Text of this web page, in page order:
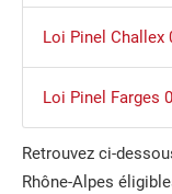
Loi Pinel Challex
Loi Pinel Farges
Retrouvez ci-
Rhône-Alpes